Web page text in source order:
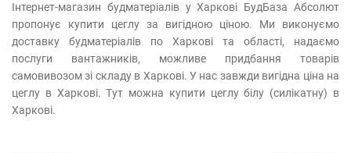
Інтернет-магазин будматеріалів у Харкові БудБаза Абсолют
пропонує купити цеглу за вигідною ціною. Ми виконуємо
доставку будматеріалів по Харкові та області, надаємо
послуги вантажників, можливе придбання товарів
самовивозом зі складу в Харкові. У нас завжди вигідна ціна на
цеглу в Харкові. Тут можна купити цеглу білу (силікатну) в
Харкові.